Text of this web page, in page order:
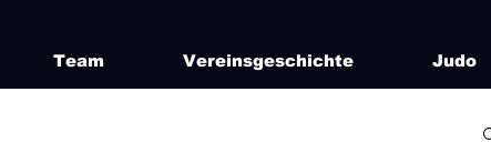
Team Vereinsgeschichte Judo